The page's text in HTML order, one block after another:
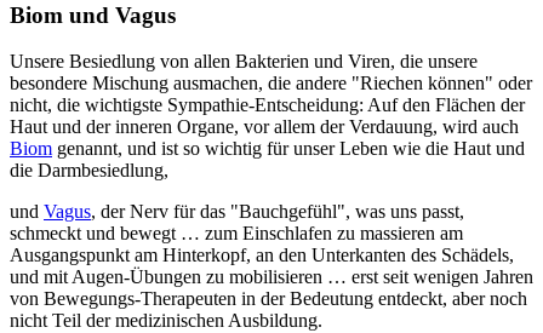
Biom und Vagus
Unsere Besiedlung von allen Bakterien und Viren, die unsere
besondere Mischung ausmachen, die andere "Riechen können" oder
nicht, die wichtigste Sympathie-Entscheidung: Auf den Flächen der
Haut und der inneren Organe, vor allem der Verdauung, wird auch
Biom genannt, und ist so wichtig für unser Leben wie die Haut und
die Darmbesiedlung,
und Vagus, der Nerv für das "Bauchgefühl", was uns passt,
schmeckt und bewegt … zum Einschlafen zu massieren am
Ausgangspunkt am Hinterkopf, an den Unterkanten des Schädels,
und mit Augen-Übungen zu mobilisieren … erst seit wenigen Jahren
von Bewegungs-Therapeuten in der Bedeutung entdeckt, aber noch
nicht Teil der medizinischen Ausbildung.